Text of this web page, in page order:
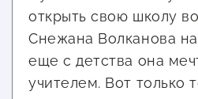
открыть свою школу
Снежана Волканова
еще с детства она
учителем. Вот только